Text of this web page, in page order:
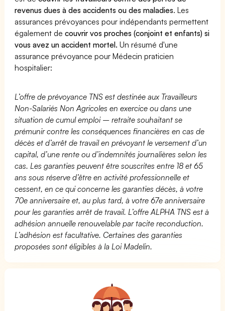
revenus dues à des accidents ou des maladies. Les
assurances prévoyances pour indépendants permettent
également decouvrir vos proches (conjoint et enfants) si
vous avez un accident mortel. Un résumé d'une
assurance prévoyance pour Médecin praticien
hospitalier:
L’offre de prévoyance TNS est destinée aux Travailleurs
Non-Salariés Non Agricoles en exercice ou dans une
situation de cumul emploi – retraite souhaitant se
prémunir contre les conséquences financières en cas de
décès et d’arrêt de travail en prévoyant le versement d’un
capital, d’une rente ou d’indemnités journalières selon les
cas. Les garanties peuvent être souscrites entre 18 et 65
ans sous réserve d’être en activité professionnelle et
cessent, en ce qui concerne les garanties décès, à votre
70e anniversaire et, au plus tard, à votre 67e anniversaire
pour les garanties arrêt de travail. L’offre ALPHA TNS est à
adhésion annuelle renouvelable par tacite reconduction.
L’adhésion est facultative. Certaines des garanties
proposées sont éligibles à la Loi Madelin.